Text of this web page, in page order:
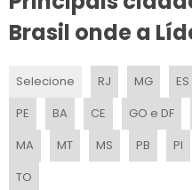
ALUGUEL DE TENDAS PARA
TENDA PARA FESTA ALUGUEL
LOCACAO DE TENDAS PARA
TENDAS PARA ALUGAR
Brasil onde a
Selecione RJ MG ES
PE
BA CE GO e DF
MA
MT MS PB PI
TO